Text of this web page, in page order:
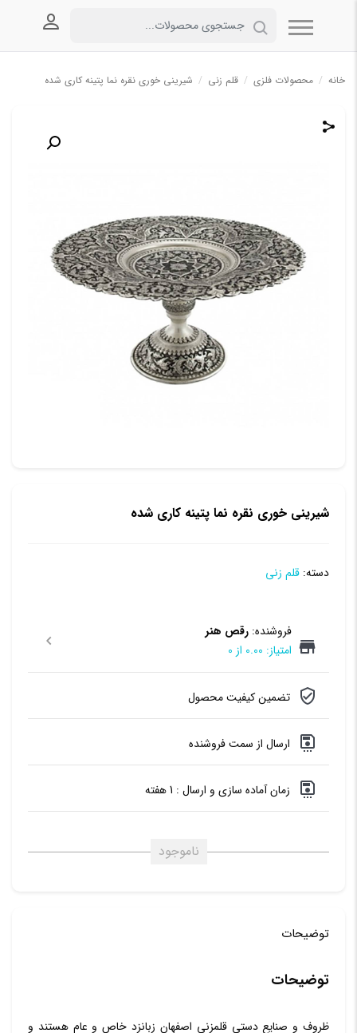
خانه / محصولات فلزی / قلم زنی / شیرینی خوری نقره نما پتینه کاری شده
شیرینی خوری نقره نما پتینه کاری شده
دسته: قلم زنی
فروشنده: رقص هنر
امتیاز: 0.00 از 0
تضمین کیفیت محصول
ارسال از سمت فروشنده
زمان آماده سازی و ارسال : 1 هفته
ناموجود
توضیحات
توضیحات
ظروف و صنایع دستی قلمزنی اصفهان زبانزد خاص و عام هستند و